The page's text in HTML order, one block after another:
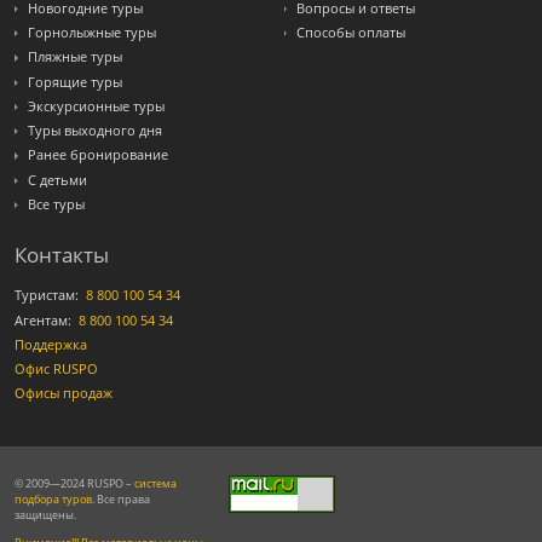
Новогодние туры
Горнолыжные туры
Пляжные туры
Горящие туры
Экскурсионные туры
Туры выходного дня
Ранее бронирование
С детьми
Все туры
Вопросы и ответы
Способы оплаты
Контакты
Туристам: 8 800 100 54 34
Агентам: 8 800 100 54 34
Поддержка
Офис RUSPO
Офисы продаж
© 2009—2024 RUSPO – система
подбора туров. Все права
защищены.